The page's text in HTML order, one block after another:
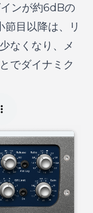
ンが約6dBの
目以降は、リ
なくなり、メ
でダイナミク